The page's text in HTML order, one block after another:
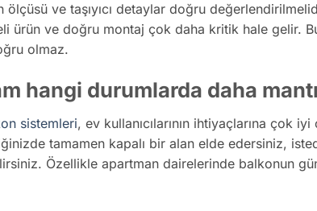
ölçüsü ve taşıyıcı detaylar doğru
ürün ve doğru montaj çok daha kritik hale gelir.
olmaz.
hangi durumlarda daha
sistemleri, ev kullanıcılarının ihtiyaçlarına çok
tamamen kapalı bir alan elde edersiniz,
Özellikle apartman dairelerinde balkonun